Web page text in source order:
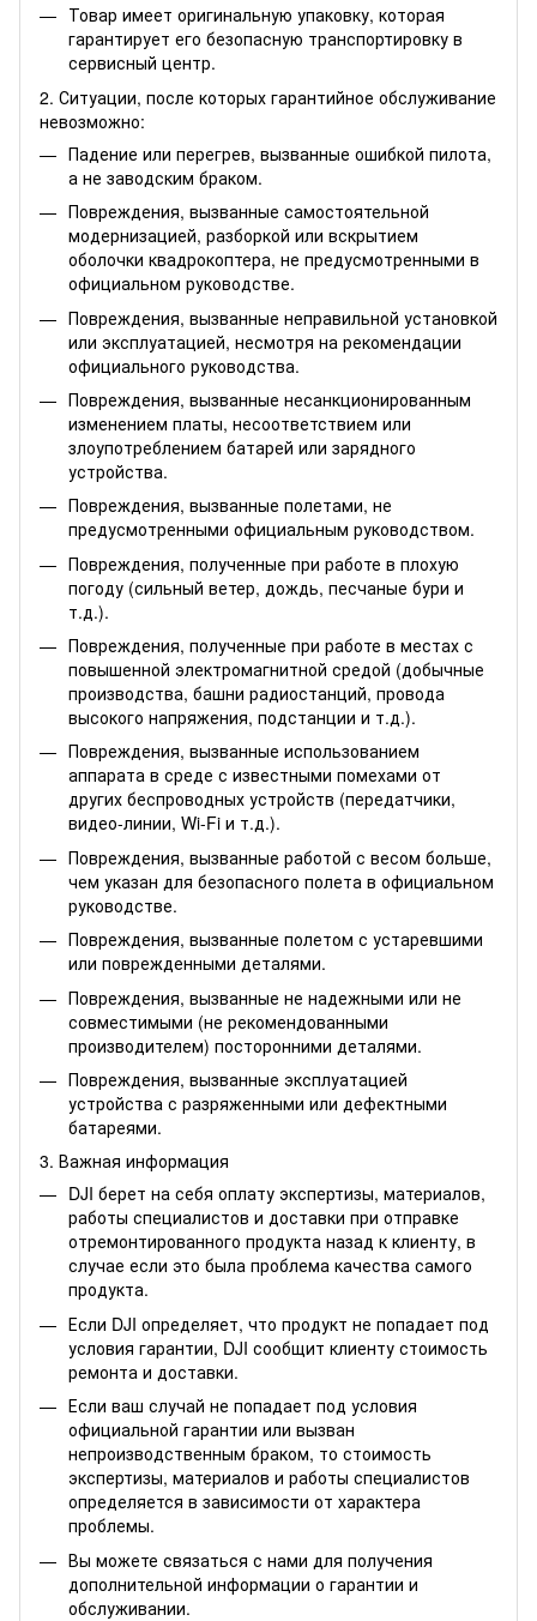
Товар имеет оригинальную упаковку, которая
гарантирует его безопасную транспортировку в
сервисный центр.
2. Ситуации, после которых гарантийное обслуживание
невозможно:
Падение или перегрев, вызванные ошибкой пилота,
а не заводским браком.
Повреждения, вызванные самостоятельной
модернизацией, разборкой или вскрытием
оболочки квадрокоптера, не предусмотренными в
официальном руководстве.
Повреждения, вызванные неправильной установкой
или эксплуатацией, несмотря на рекомендации
официального руководства.
Повреждения, вызванные несанкционированным
изменением платы, несоответствием или
злоупотреблением батарей или зарядного
устройства.
Повреждения, вызванные полетами, не
предусмотренными официальным руководством.
Повреждения, полученные при работе в плохую
погоду (сильный ветер, дождь, песчаные бури и
т.д.).
Повреждения, полученные при работе в местах с
повышенной электромагнитной средой (добычные
производства, башни радиостанций, провода
высокого напряжения, подстанции и т.д.).
Повреждения, вызванные использованием
аппарата в среде с известными помехами от
других беспроводных устройств (передатчики,
видео-линии, Wi-Fi и т.д.).
Повреждения, вызванные работой с весом больше,
чем указан для безопасного полета в официальном
руководстве.
Повреждения, вызванные полетом с устаревшими
или поврежденными деталями.
Повреждения, вызванные не надежными или не
совместимыми (не рекомендованными
производителем) посторонними деталями.
Повреждения, вызванные эксплуатацией
устройства с разряженными или дефектными
батареями.
3. Важная информация
DJI берет на себя оплату экспертизы, материалов,
работы специалистов и доставки при отправке
отремонтированного продукта назад к клиенту, в
случае если это была проблема качества самого
продукта.
Если DJI определяет, что продукт не попадает под
условия гарантии, DJI сообщит клиенту стоимость
ремонта и доставки.
Если ваш случай не попадает под условия
официальной гарантии или вызван
непроизводственным браком, то стоимость
экспертизы, материалов и работы специалистов
определяется в зависимости от характера
проблемы.
Вы можете связаться с нами для получения
дополнительной информации о гарантии и
обслуживании.